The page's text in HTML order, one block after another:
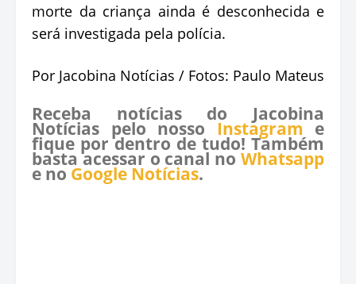
morte da criança ainda é desconhecida e
será investigada pela polícia.
Por Jacobina Notícias / Fotos: Paulo Mateus
Receba notícias do Jacobina
Notícias pelo nosso Instagram e
fique por dentro de tudo! Também
basta acessar o canal no Whatsapp
e no Google Notícias.